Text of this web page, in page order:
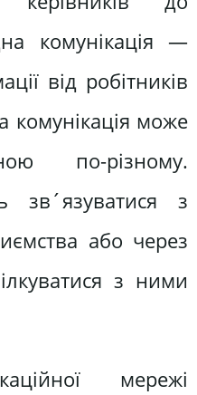
комунікація —
від робітників
комунікація може
по-різному.
зв´язуватися з
або через
з ними
мережі